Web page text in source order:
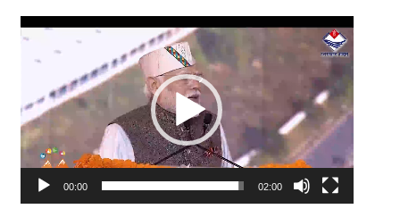
Video
00:00 02:00